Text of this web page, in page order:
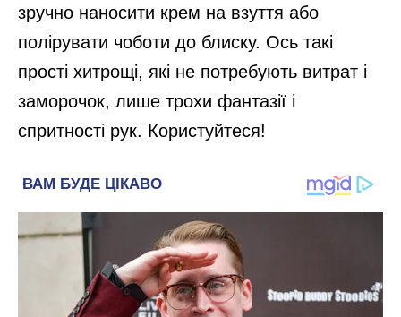
зручно наносити крем на взуття або
полірувати чоботи до блиску. Ось такі
прості хитрощі, які не потребують витрат і
заморочок, лише трохи фантазії і
спритності рук. Користуйтеся!